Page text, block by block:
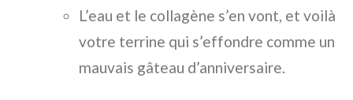
L’eau et le collagène s’en vont, et voilà
votre terrine qui s’effondre comme un
mauvais gâteau d’anniversaire.